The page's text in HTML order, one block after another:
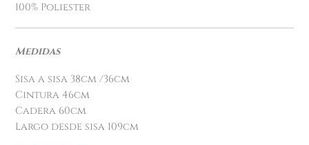
100% Poliester
Medidas
Sisa a sisa 38cm /36cm
Cintura 46cm
Cadera 60cm
Largo desde sisa 109cm